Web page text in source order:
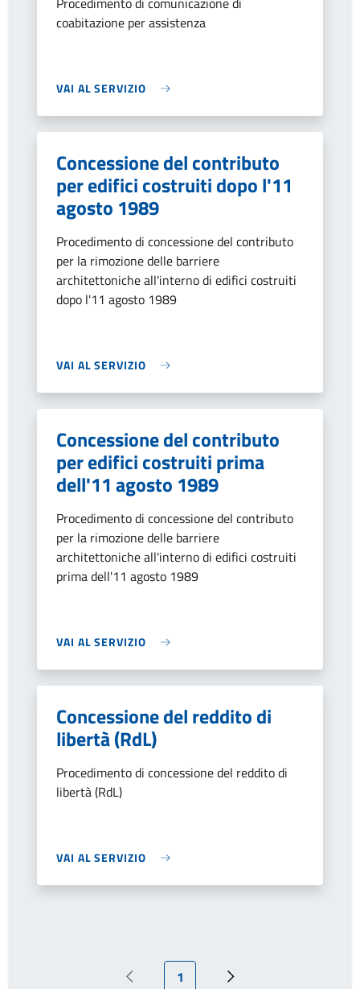
coabitazione per assistenza
VAI AL SERVIZIO
Concessione del contributo
per edifici costruiti dopo l'11
agosto 1989
Procedimento di concessione del contributo
per la rimozione delle barriere
architettoniche all'interno di edifici costruiti
dopo l'11 agosto 1989
VAI AL SERVIZIO
Concessione del contributo
per edifici costruiti prima
dell'11 agosto 1989
Procedimento di concessione del contributo
per la rimozione delle barriere
architettoniche all'interno di edifici costruiti
prima dell'11 agosto 1989
VAI AL SERVIZIO
Concessione del reddito di
libertà (RdL)
Procedimento di concessione del reddito di
libertà (RdL)
VAI AL SERVIZIO
Pagina attuale
1